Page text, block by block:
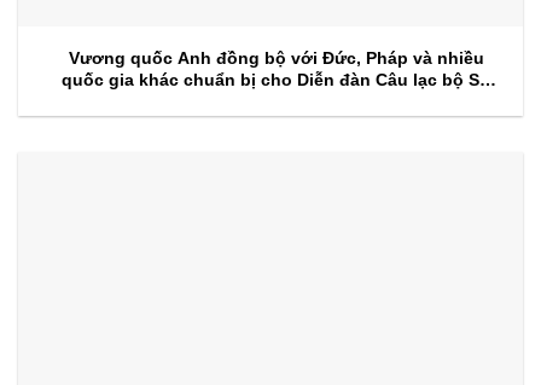
Vương quốc Anh đồng bộ với Đức, Pháp và nhiều
quốc gia khác chuẩn bị cho Diễn đàn Câu lạc bộ Sự